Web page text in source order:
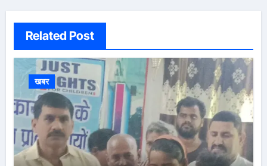
Related Post
खबर